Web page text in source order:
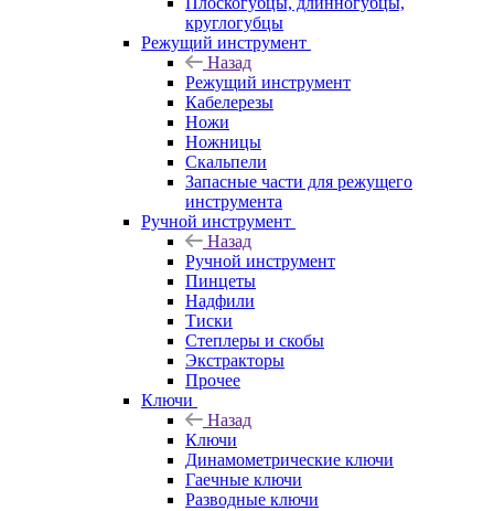
круглогубцы
Режущий инструмент
Назад
Режущий инструмент
Кабелерезы
Ножи
Ножницы
Скальпели
Запасные части для режущего
инструмента
Ручной инструмент
Назад
Ручной инструмент
Пинцеты
Надфили
Тиски
Степлеры и скобы
Экстракторы
Прочее
Ключи
Назад
Ключи
Динамометрические ключи
Гаечные ключи
Разводные ключи